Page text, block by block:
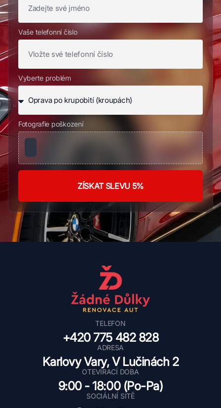
Vaše telefonní číslo
Vyberte problém
Fotografie poškození
ZÍSKAT SLEVU 5%
TELEFON
+420 775 482 828
ADRESA
Karlovy Vary, V Lučinách 2
OTEVÍRACÍ DOBA
9:00 - 18:00 (Po-Pa)
SOCIÁLNÍ SÍTĚ